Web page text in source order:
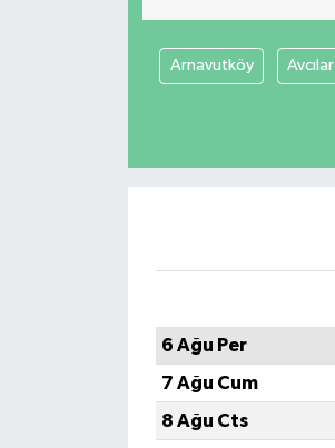
Arnavutköy Avcılar
6 Ağu Per
7 Ağu Cum
8 Ağu Cts